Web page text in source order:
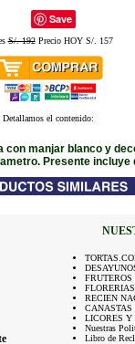
Save
S/. 192Precio HOY S/. 157
Detallamos el contenido:
con manjar blanco y
Presente incluye
FRUTEROS
RECIEN
CANASTAS
LICORES Y
Nuestras
Libro de